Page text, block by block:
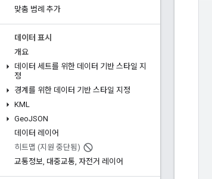
맞춤 범례 추가
데이터 표시
개요
데이터 세트를 위한 데이터 기반 스타일 지
정
경계를 위한 데이터 기반 스타일 지정
KML
GeoJSON
데이터 레이어
히트맵 (지원 중단됨)
교통정보, 대중교통, 자전거 레이어